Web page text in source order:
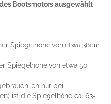
Bootsmotors ausgewählt
Spiegelhöhe von etwa 38cm
Spiegelhöhe von etwa 50-
nur bei
ist die Spiegelhöhe ca. 63-